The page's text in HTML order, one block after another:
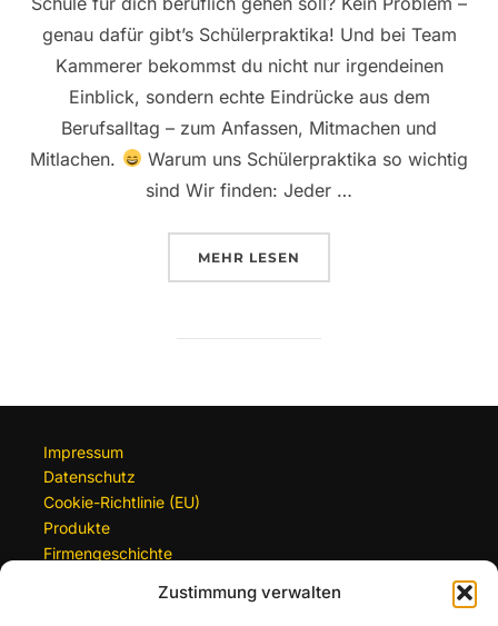
Zustimmung verwalten
genau dafür gibt’s Schülerpraktika! Und bei Team
Kammerer bekommst du nicht nur irgendeinen
Einblick, sondern echte Eindrücke aus dem
Berufsalltag – zum Anfassen, Mitmachen und
Mitlachen.
Warum uns Schülerpraktika so wichtig
sind Wir finden: Jeder …
MEHR ÜBER „SCHÜLERPRAKTIKUM
LESEN
Impressum
Datenschutz
Cookie-Richtlinie (EU)
Produkte
Firmengeschichte